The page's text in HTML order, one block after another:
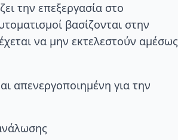
την επεξεργασία στο
βασίζονται στην
να μην εκτελεστούν αμέσως
απενεργοποιημένη για την